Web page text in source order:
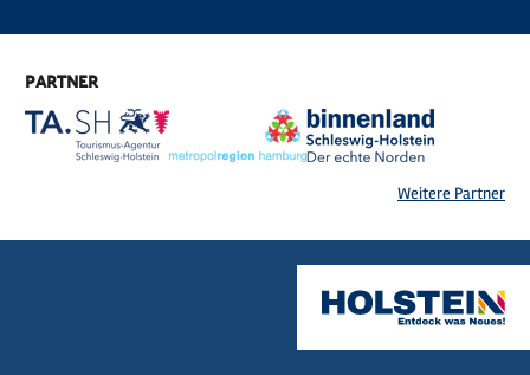
PARTNER
Weitere Partner